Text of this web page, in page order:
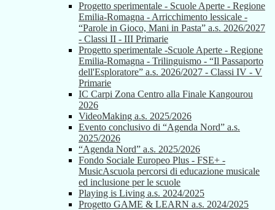
Progetto sperimentale - Scuole Aperte - Regione
Emilia-Romagna - Arricchimento lessicale -
“Parole in Gioco, Mani in Pasta” a.s. 2026/2027
- Classi II - III Primarie
Progetto sperimentale -Scuole Aperte - Regione
Emilia-Romagna - Trilinguismo - “Il Passaporto
dell'Esploratore” a.s. 2026/2027 - Classi IV - V
Primarie
IC Carpi Zona Centro alla Finale Kangourou
2026
VideoMaking a.s. 2025/2026
Evento conclusivo di “Agenda Nord” a.s.
2025/2026
“Agenda Nord” a.s. 2025/2026
Fondo Sociale Europeo Plus - FSE+ -
MusicAscuola percorsi di educazione musicale
ed inclusione per le scuole
Playing is Living a.s. 2024/2025
Progetto GAME & LEARN a.s. 2024/2025